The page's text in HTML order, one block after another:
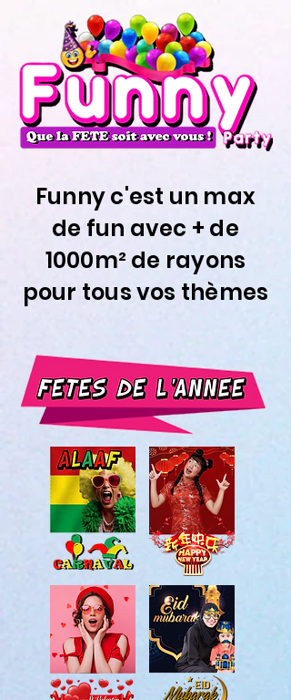
Funny c'est un max
de fun avec + de
1000m² de rayons
pour tous vos thèmes